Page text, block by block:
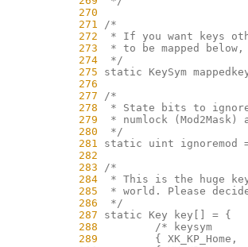
    270
    271
    272
    273
    274
    275
    276
    277
    278
    279
    280
    281
    282
    283
    284
    285
    286
    287
    288
    289